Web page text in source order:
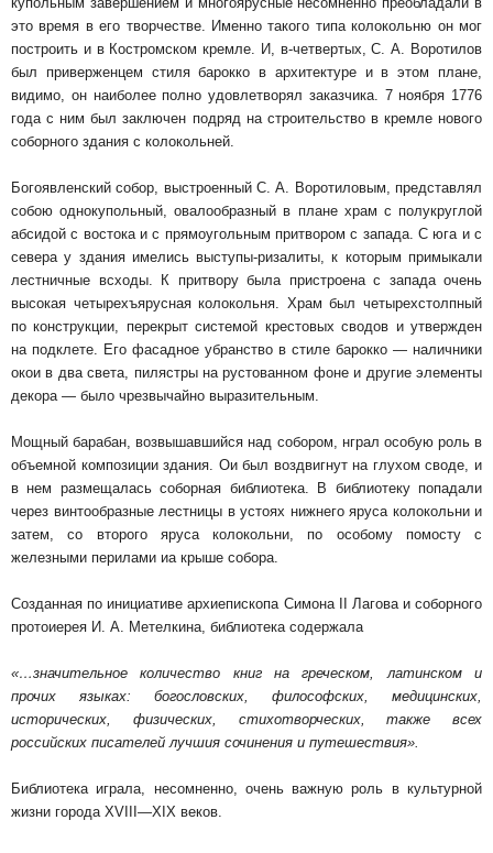
это время в его творчестве. Именно такого типа колокольню он мог
построить и в Костромском кремле. И, в-чет­вертых, С. А. Воротилов
был приверженцем сти­ля барокко в архитектуре и в этом плане,
види­мо, он наиболее полно удовлетворял заказчика. 7 ноября 1776
года с ним был заключен подряд на строительство в кремле нового
соборного зда­ния с колокольней.
Богоявленский собор, выстроенный С. А. Во­ротиловым, представлял
собою однокупольный, овалообразный в плане храм с полукруглой
аб­сидой с востока и с прямоугольным притвором с запада. С юга и с
севера у здания имелись вы­ступы-ризалиты, к которым примыкали
лест­ничные всходы. К притвору была пристроена с запада очень
высокая четырехъярусная коло­кольня. Храм был четырехстолпный
по конст­рукции, перекрыт системой крестовых сводов и утвержден
на подклете. Его фасадное убранство в стиле барокко — наличники
окои в два света, пилястры на рустованном фоне и другие элемен­ты
декора — было чрезвычайно выразительным.
Мощный барабан, возвышавшийся над со­бором, нграл особую роль в
объемной компози­ции здания. Ои был воздвигнут на глухом сво­де, и
в нем размещалась соборная библиотека. В библиотеку попадали
через винтообразные ле­стницы в устоях нижнего яруса колокольни и
затем, со второго яруса колокольни, по особо­му помосту с
железными перилами иа крыше собора.
Созданная по инициативе архиеписко­па Симона II Лагова и соборного
протоиерея И. А. Метелкина, библиотека содержала
«…значительное количество книг на греческом, латинском и
прочих языках: богословских, фи­лософских, медицинских,
исторических, физиче­ских, стихотворческих, также всех
российских писателей лучшия сочинения и путешествия».
Библиотека играла, несомненно, очень важную роль в культурной
жизни города XVIII—XIX ве­ков.